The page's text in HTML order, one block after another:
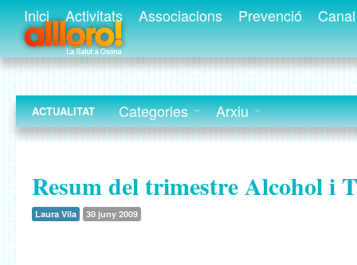
Inici Activitats Associacions Prevenció
ACTUALITAT Categories Arxiu
Resum del trimestre Alcohol i
Laura Vila 30 juny 2009